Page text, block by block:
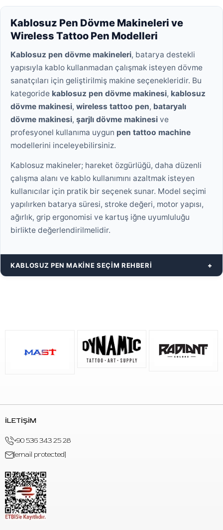
Kablosuz Pen Dövme Makineleri ve
Wireless Tattoo Pen Modelleri
Kablosuz pen dövme makineleri, batarya destekli
yapısıyla kablo kullanmadan çalışmak isteyen dövme
sanatçıları için geliştirilmiş makine seçenekleridir. Bu
kategoride kablosuz pen dövme makinesi, kablosuz
dövme makinesi, wireless tattoo pen, bataryalı
dövme makinesi, şarjlı dövme makinesi ve
profesyonel kullanıma uygun pen tattoo machine
modellerini inceleyebilirsiniz.
Kablosuz makineler; hareket özgürlüğü, daha düzenli
çalışma alanı ve kablo kullanımını azaltmak isteyen
kullanıcılar için pratik bir seçenek sunar. Model seçimi
yapılırken batarya süresi, stroke değeri, motor yapısı,
ağırlık, grip ergonomisi ve kartuş iğne uyumluluğu
birlikte değerlendirilmelidir.
KABLOSUZ PEN MAKINE SEÇIM REHBERI
İLETİŞİM
+90 536 343 25 28
[email protected]